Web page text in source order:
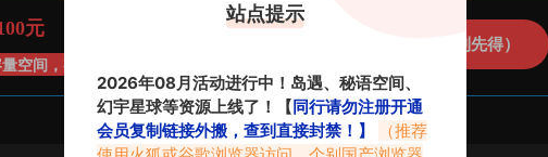
元
空间，有效期30天
立即开通（先到先得）
站点提示
2026年08月活动进行中！岛遇、秘语空间、
幻宇星球等资源上线了！【同行请勿注册开通
会员复制链接外搬，查到直接封禁！】
（推荐